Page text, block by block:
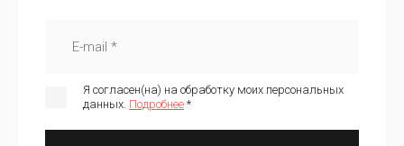
Я согласен(на) на обработку моих персональных
данных. Подробнее *